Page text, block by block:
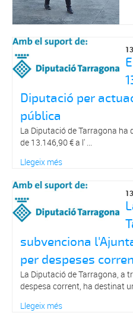
Diputació per
pública
La Diputació de Tarragona
de 13.146,90 € a l' ...
Llegeix més
subvenciona
per despeses
La Diputació de Tarragona, a
despesa corrent, ha destinat
Llegeix més